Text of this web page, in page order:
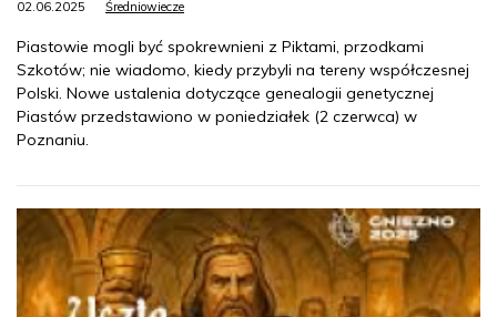
02.06.2025 Średniowiecze
Piastowie mogli być spokrewnieni z Piktami, przodkami
Szkotów; nie wiadomo, kiedy przybyli na tereny współczesnej
Polski. Nowe ustalenia dotyczące genealogii genetycznej
Piastów przedstawiono w poniedziałek (2 czerwca) w
Poznaniu.